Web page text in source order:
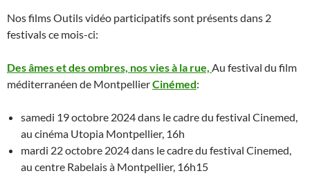
Nos films Outils vidéo participatifs sont présents dans 2
festivals ce mois-ci:
Des âmes et des ombres, nos vies à la rue, Au festival du film
méditerranéen de MontpellierCinémed:
samedi 19 octobre 2024 dans le cadre du festival Cinemed,
au cinéma Utopia Montpellier, 16h
mardi 22 octobre 2024 dans le cadre du festival Cinemed,
au centre Rabelais à Montpellier, 16h15